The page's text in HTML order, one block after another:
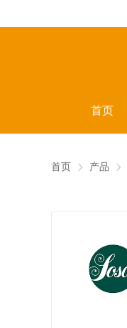
首页
首页 产品